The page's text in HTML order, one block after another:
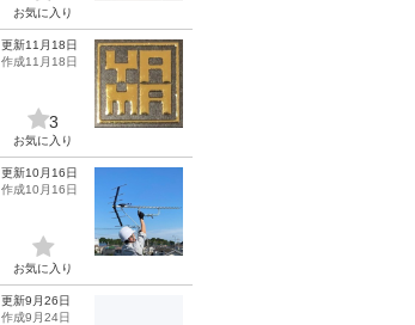
お気に入り
更新11月18日
作成11月18日
3
お気に入り
更新10月16日
作成10月16日
お気に入り
更新9月26日
作成9月24日